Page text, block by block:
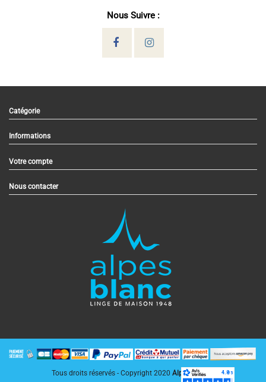
Nous Suivre :
Catégorie
Informations
Votre compte
Nous contacter
Tous droits réservés - Copyright 2020 AlpesBlanc.fr